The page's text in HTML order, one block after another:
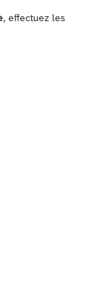
, effectuez les